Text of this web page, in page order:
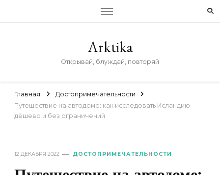
Arktika
Открывай, блуждай, повторяй
Главная
Достопримечательности
Путешествие на автодоме: как исследовать Исландию
дёшево и без ограничений
12 ДЕКАБРЯ 2022 ДОСТОПРИМЕЧАТЕЛЬНОСТИ